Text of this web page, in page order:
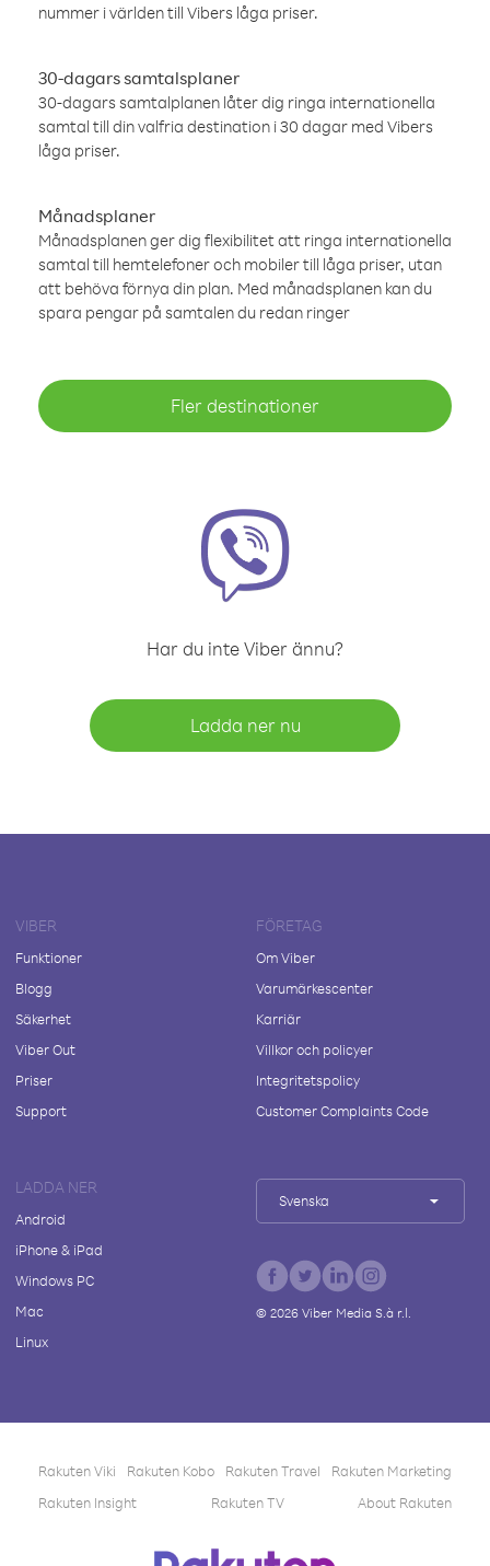
nummer i världen till Vibers låga priser.
30-dagars samtalsplaner
30-dagars samtalplanen låter dig ringa internationella
samtal till din valfria destination i 30 dagar med Vibers
låga priser.
Månadsplaner
Månadsplanen ger dig flexibilitet att ringa internationella
samtal till hemtelefoner och mobiler till låga priser, utan
att behöva förnya din plan. Med månadsplanen kan du
spara pengar på samtalen du redan ringer
Fler destinationer
Har du inte Viber ännu?
Ladda ner nu
VIBER
Funktioner
Blogg
Säkerhet
Viber Out
Priser
Support
FÖRETAG
Om Viber
Varumärkescenter
Karriär
Villkor och policyer
Integritetspolicy
Customer Complaints Code
LADDA NER
Android
iPhone & iPad
Windows PC
Mac
Linux
Svenska
© 2026Viber Media S.à r.l.
Rakuten Viki Rakuten Kobo Rakuten Travel
Rakuten Marketing
Rakuten Insight
Rakuten TV About Rakuten